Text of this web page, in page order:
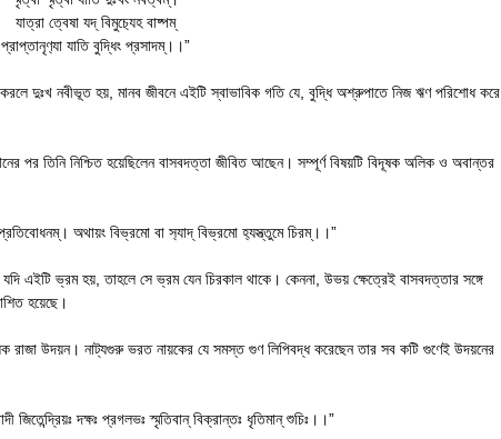
যাত্রা ত্বেষা যদ্ বিমুচ‍্যেহ বাষ্পম্
প্রাপ্তানৃণ‍্যা যাতি বুদ্ধিং প্রসাদম্।।”
দুঃখ নবীভূত হয়, মানব জীবনে এইটি স্বাভাবিক গতি যে, বুদ্ধি অশ্রুপাতে নিজ ঋণ পরিশোধ করে
পর তিনি নিশ্চিত হয়েছিলেন বাসবদত্তা জীবিত আছেন। সম্পূর্ণ বিষয়টি বিদূষক অলিক ও অবান্তর
অথায়ং বিভ্রমো বা স‍্যাদ্ বিভ্রমো হ‍্যস্ত্তুমে চিরম্।।”
এইটি ভ্রম হয়, তাহলে সে ভ্রম যেন চিরকাল থাকে। কেননা, উভয় ক্ষেত্রেই বাসবদত্তার সঙ্গে
হয়েছে।
রাজা উদয়ন। নাট্যগুরু ভরত নায়কের যে সমস্ত গুণ লিপিবদ্ধ করেছেন তার সব কটি গুণেই উদয়নের
জিতেন্দ্রিয়ঃ দক্ষঃ প্রগলভঃ স্মৃতিবান্ বিক্রান্তঃ ধৃতিমান্ শুচিঃ।।”